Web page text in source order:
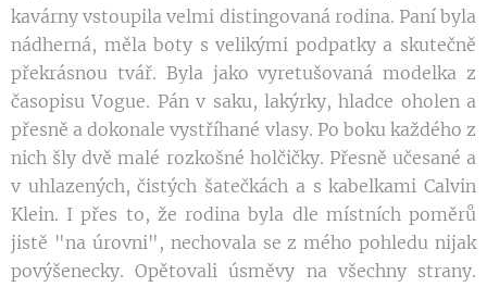
kavárny vstoupila velmi distingovaná rodina. Paní byla
nádherná, měla boty s velikými podpatky a skutečně
překrásnou tvář. Byla jako vyretušovaná modelka z
časopisu Vogue. Pán v saku, lakýrky, hladce oholen a
přesně a dokonale vystříhané vlasy. Po boku každého z
nich šly dvě malé rozkošné holčičky. Přesně učesané a
v uhlazených, čistých šatečkách a s kabelkami Calvin
Klein. I přes to, že rodina byla dle místních poměrů
jistě "na úrovni", nechovala se z mého pohledu nijak
povýšenecky. Opětovali úsměvy na všechny strany.